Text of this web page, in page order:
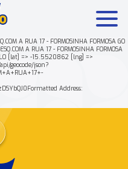
A RUA 17 - FORMOSINHA FORMOSA GO
A RUA 17 - FORMOSINHA FORMOSA
[lat] => -15.5520862 [lng] =>
geocode/json?
Address:
Rende +